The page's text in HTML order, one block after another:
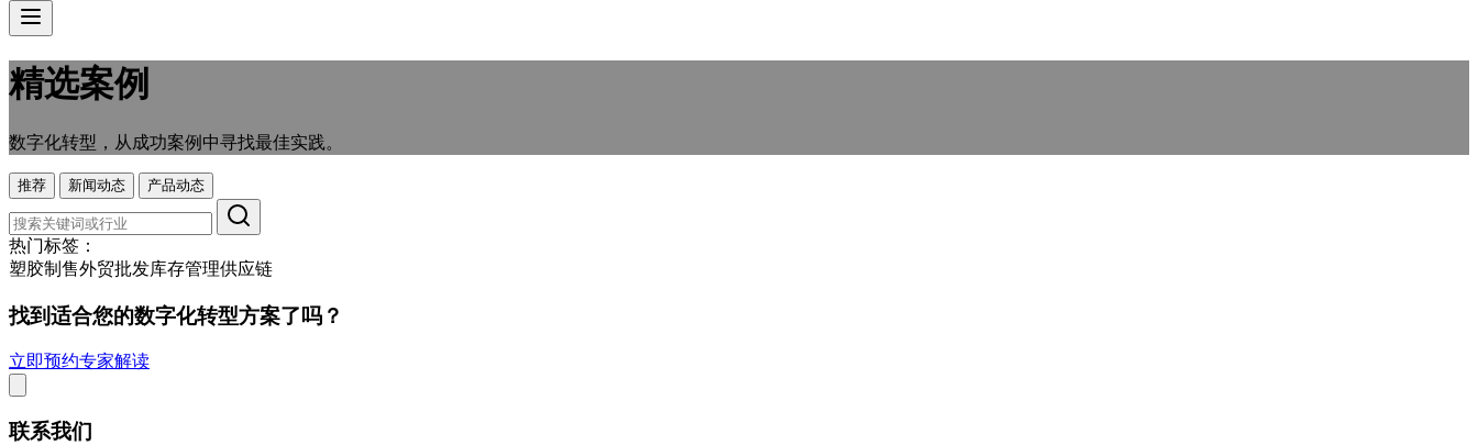
精选案例
数字化转型，从成功案例中寻找最佳实践。
推荐 新闻动态 产品动态
热门标签：
塑胶制售外贸批发库存管理供应链
找到适合您的数字化转型方案了吗？
立即预约专家解读
联系我们